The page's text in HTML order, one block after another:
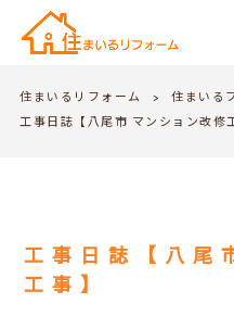
住まいるリフォーム > 住まいる
工事日誌【八尾市 マンション改修
工事日誌【八尾
工事】